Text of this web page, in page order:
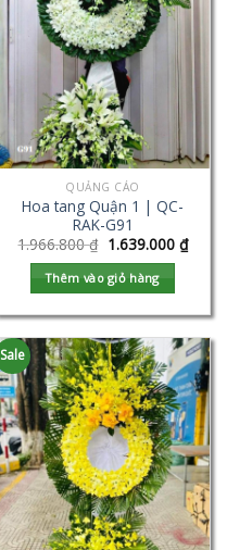
QUẢNG CÁO
Hoa tang Quận 1 | QC-
RAK-G91
1.966.800₫ 1.639.000 ₫
Thêm vào giỏ hàng
Sale